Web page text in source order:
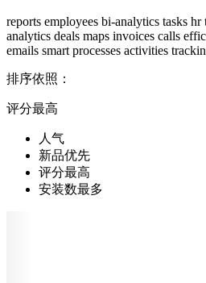
reports employees bi-analytics tasks hr
analytics deals maps invoices calls
emails smart processes activities
排序依照：
评分最高
人气
新品优先
评分最高
安装数最多